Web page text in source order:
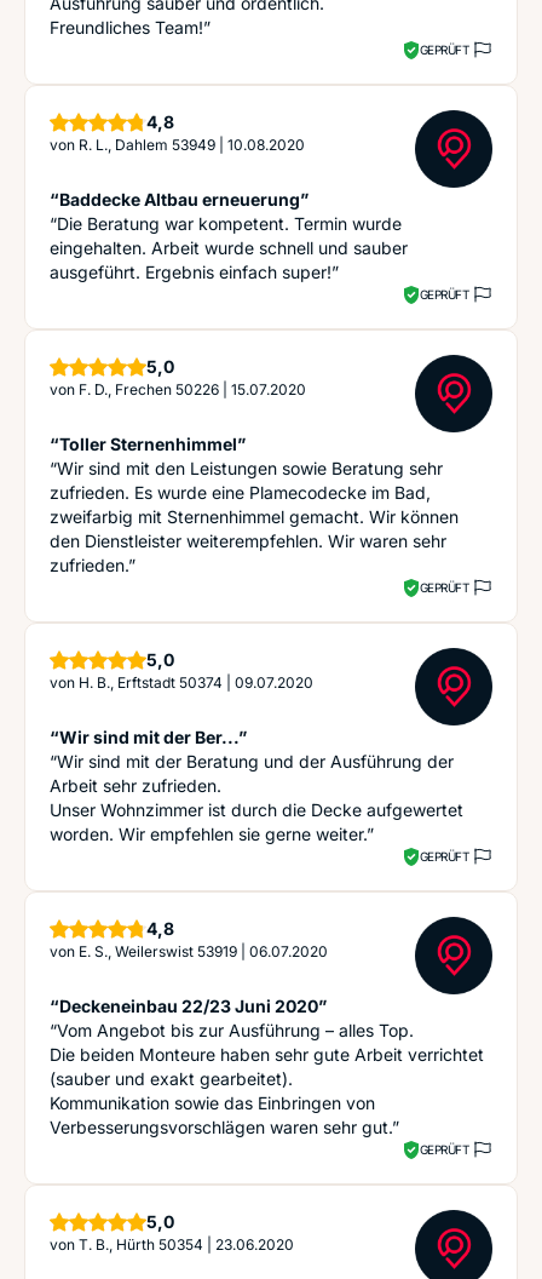
Freundliches Team!”
GEPRÜFT
4,8Sterne
von R. L., Dahlem 53949 10.08.2020
“Baddecke Altbau erneuerung”
“Die Beratung war kompetent. Termin wurde
eingehalten. Arbeit wurde schnell und sauber
ausgeführt. Ergebnis einfach super!”
GEPRÜFT
5,0Sterne
von F. D., Frechen 50226 15.07.2020
“Toller Sternenhimmel”
“Wir sind mit den Leistungen sowie Beratung sehr
zufrieden. Es wurde eine Plamecodecke im Bad,
zweifarbig mit Sternenhimmel gemacht. Wir können
den Dienstleister weiterempfehlen. Wir waren sehr
zufrieden.”
GEPRÜFT
5,0Sterne
von H. B., Erftstadt 50374 09.07.2020
“Wir sind mit der Ber...”
“Wir sind mit der Beratung und der Ausführung der
Arbeit sehr zufrieden.
Unser Wohnzimmer ist durch die Decke aufgewertet
worden. Wir empfehlen sie gerne weiter.”
GEPRÜFT
4,8Sterne
von E. S., Weilerswist 53919 06.07.2020
“Deckeneinbau 22/23 Juni 2020”
“Vom Angebot bis zur Ausführung – alles Top.
Die beiden Monteure haben sehr gute Arbeit verrichtet
(sauber und exakt gearbeitet).
Kommunikation sowie das Einbringen von
Verbesserungsvorschlägen waren sehr gut.”
GEPRÜFT
5,0Sterne
von T. B., Hürth 50354 23.06.2020